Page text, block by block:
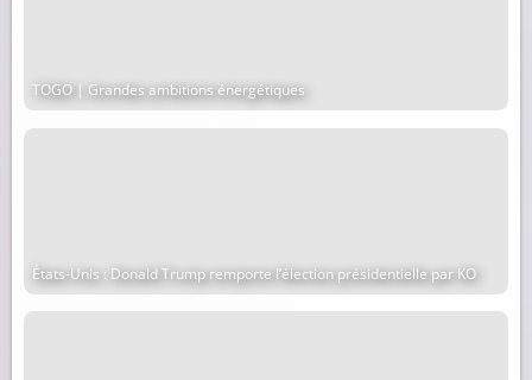
TOGO | Grandes ambitions énergétiques
États-Unis : Donald Trump remporte l’élection présidentielle par KO